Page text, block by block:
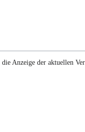
Anzeige der aktuellen